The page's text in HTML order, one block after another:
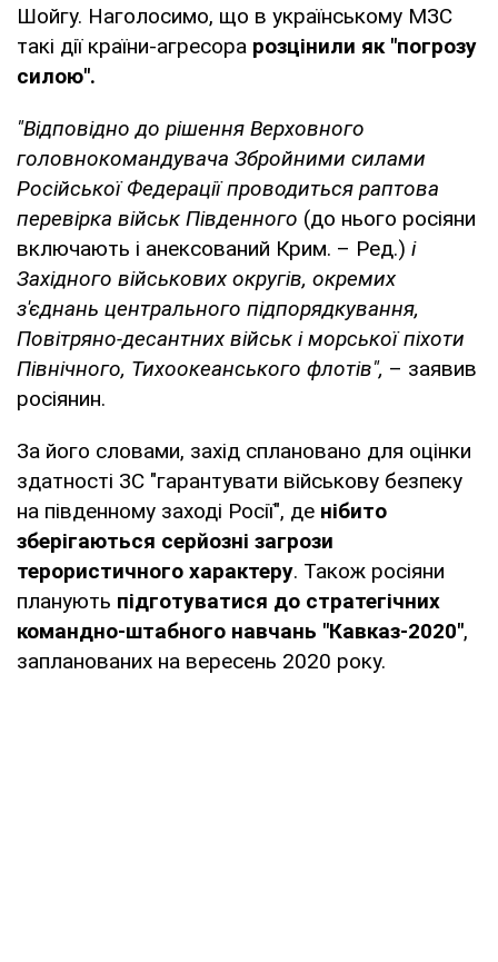
Шойгу. Наголосимо, що в українському МЗС
такі дії країни-агресора розцінили як "погрозу
силою".
"Відповідно до рішення Верховного
головнокомандувача Збройними силами
Російської Федерації проводиться раптова
перевірка військ Південного (до нього росіяни
включають і анексований Крим. – Ред.) і
Західного військових округів, окремих
з'єднань центрального підпорядкування,
Повітряно-десантних військ і морської піхоти
Північного, Тихоокеанського флотів", – заявив
росіянин.
За його словами, захід сплановано для оцінки
здатності ЗС "гарантувати військову безпеку
на південному заході Росії", де нібито
зберігаються серйозні загрози
терористичного характеру. Також росіяни
планують підготуватися до стратегічних
командно-штабного навчань "Кавказ-2020",
запланованих на вересень 2020 року.